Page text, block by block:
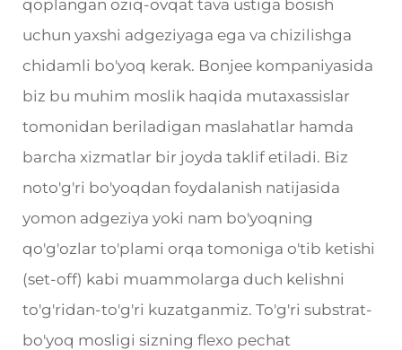
qoplangan oziq-ovqat tava ustiga bosish
uchun yaxshi adgeziyaga ega va chizilishga
chidamli bo'yoq kerak. Bonjee kompaniyasida
biz bu muhim moslik haqida mutaxassislar
tomonidan beriladigan maslahatlar hamda
barcha xizmatlar bir joyda taklif etiladi. Biz
noto'g'ri bo'yoqdan foydalanish natijasida
yomon adgeziya yoki nam bo'yoqning
qo'g'ozlar to'plami orqa tomoniga o'tib ketishi
(set-off) kabi muammolarga duch kelishni
to'g'ridan-to'g'ri kuzatganmiz. To'g'ri substrat-
bo'yoq mosligi sizning flexo pechat